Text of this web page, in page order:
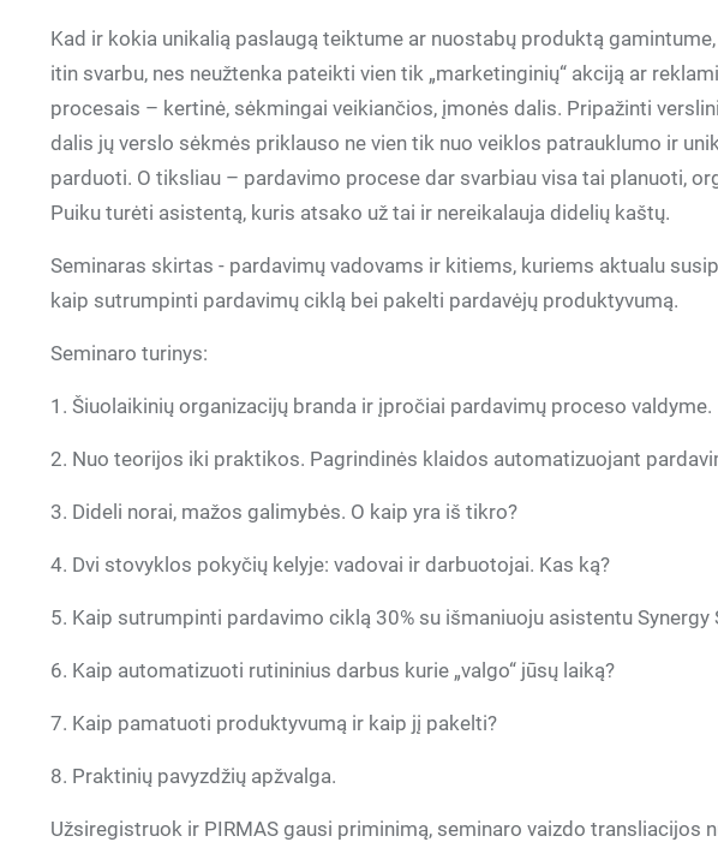
Kad ir kokia unikalią paslaugą teiktume ar nuostabų produktą
itin svarbu, nes neužtenka pateikti vien tik „marketinginių“ akciją ar
procesais – kertinė, sėkmingai veikiančios, įmonės dalis. Pripažinti
dalis jų verslo sėkmės priklauso ne vien tik nuo veiklos patrauklumo ir
parduoti. O tiksliau – pardavimo procese dar svarbiau visa tai planuoti,
Puiku turėti asistentą, kuris atsako už tai ir nereikalauja didelių kaštų.
Seminaras skirtas - pardavimų vadovams ir kitiems, kuriems aktualu
kaip sutrumpinti pardavimų ciklą bei pakelti pardavėjų produktyvumą.
Seminaro turinys:
1. Šiuolaikinių organizacijų branda ir įpročiai pardavimų proceso valdyme.
2. Nuo teorijos iki praktikos. Pagrindinės klaidos automatizuojant
3. Dideli norai, mažos galimybės. O kaip yra iš tikro?
4. Dvi stovyklos pokyčių kelyje: vadovai ir darbuotojai. Kas ką?
5. Kaip sutrumpinti pardavimo ciklą 30% su išmaniuoju asistentu Synergy
6. Kaip automatizuoti rutininius darbus kurie „valgo“ jūsų laiką?
7. Kaip pamatuoti produktyvumą ir kaip jį pakelti?
8. Praktinių pavyzdžių apžvalga.
Užsiregistruok ir PIRMAS gausi priminimą, seminaro vaizdo transliacijos